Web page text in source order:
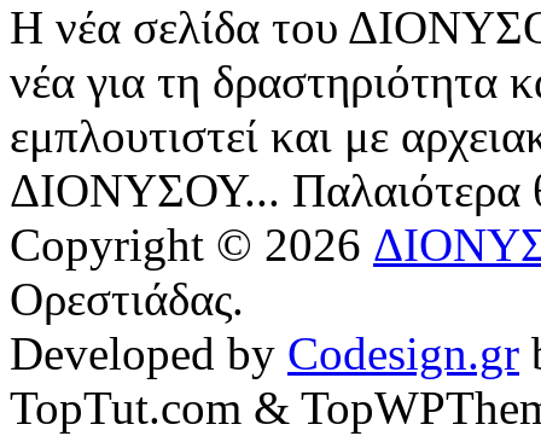
Η νέα σελίδα του
νέα για τη δραστηριότητα
εμπλουτιστεί και με
ΔΙΟΝΥΣΟΥ... Παλαιότερα
Copyright © 2026
Ορεστιάδας.
Developed by Codesign.gr
TopTut.com &